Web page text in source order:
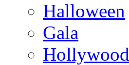
Halloween
Gala
Hollywood